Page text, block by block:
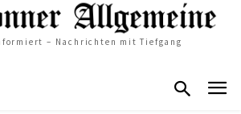
– Nachrichten mit Tiefgang